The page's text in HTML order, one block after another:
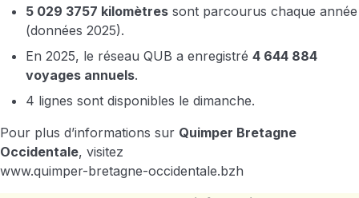
5 029 3757 kilomètres sont parcourus chaque année
(données 2025).
En 2025, le réseau QUB a enregistré 4 644 884
voyages annuels.
4 lignes sont disponibles le dimanche.
Pour plus d’informations sur Quimper Bretagne
Occidentale, visitez
www.quimper-bretagne-occidentale.bzh